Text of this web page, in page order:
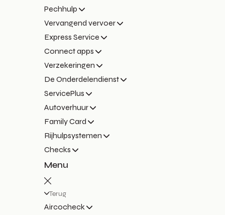
Pechhulp
Vervangend vervoer
Express Service
Connect apps
Verzekeringen
De Onderdelendienst
ServicePlus
Autoverhuur
Family Card
Rijhulpsystemen
Checks
Menu
Terug
Aircocheck